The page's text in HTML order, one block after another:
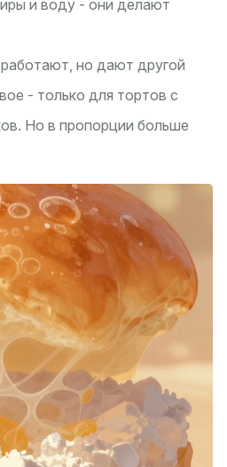
и воду - они делают
но дают другой
- только для тортов с
Но в пропорции больше